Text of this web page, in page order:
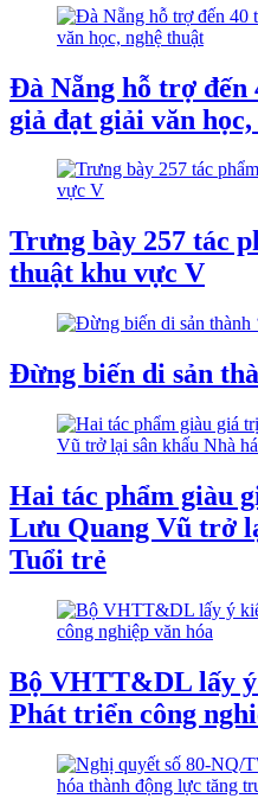
Đà Nẵng hỗ trợ đến
giả đạt giải văn
Trưng bày 257 tác
thuật khu vực V
Đừng biến di sản
Hai tác phẩm giàu
Lưu Quang Vũ trở
Tuổi trẻ
Bộ VHTT&DL lấy
Phát triển công